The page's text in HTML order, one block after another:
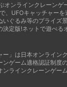
オンラインクレーン
、UFOキャッチャーを
いぐるみ等のプライズ
決定版!ネットで遊べ
ー」は日本オンライン
ンゲーム適格認証制度
ラインクレーンゲー